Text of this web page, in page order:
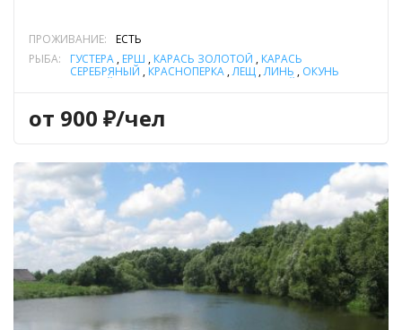
ПРОЖИВАНИЕ:
ЕСТЬ
РЫБА:
ГУСТЕРА , ЁРШ , КАРАСЬ ЗОЛОТОЙ , КАРАСЬ
СЕРЕБРЯНЫЙ , КРАСНОПЕРКА ,ЛЕЩ ,ЛИНЬ , ОКУНЬ
от 900 ₽/чел